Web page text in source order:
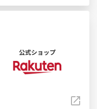
公式ショップ